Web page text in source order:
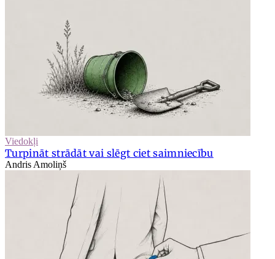
Viedokļi
Turpināt strādāt vai slēgt ciet saimniecību
Andris Amoliņš